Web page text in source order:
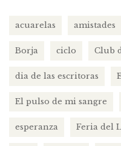
acuarelas amistades
Borja ciclo Club
dia de las escritoras
El pulso de mi sangre
esperanza Feria del